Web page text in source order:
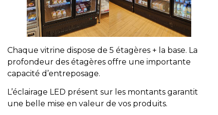
Chaque vitrine dispose de 5 étagères + la base. La
profondeur des étagères offre une importante
capacité d’entreposage.
L’éclairage LED présent sur les montants garantit
une belle mise en valeur de vos produits.